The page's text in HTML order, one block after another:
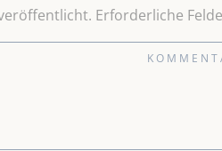
Erforderliche